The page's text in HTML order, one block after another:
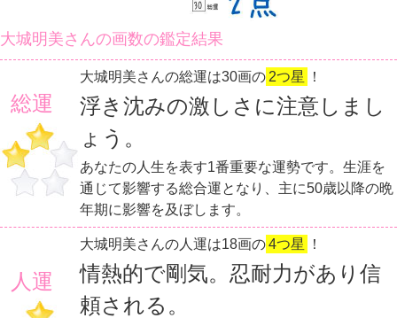
大城明美さんの画数の鑑定結果
総運
大城明美さんの総運は30画の 2つ星 ！
浮き沈みの激しさに注意しまし
ょう。
あなたの人生を表す1番重要な運勢です。生涯を
通じて影響する総合運となり、主に50歳以降の晩
年期に影響を及ぼします。
人運
大城明美さんの人運は18画の4つ星 ！
情熱的で剛気。忍耐力があり信
頼される。